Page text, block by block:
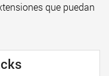
que puedan